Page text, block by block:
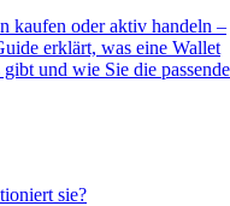
kaufen oder aktiv handeln –
erklärt, was eine Wallet
und wie Sie die passende
sie?